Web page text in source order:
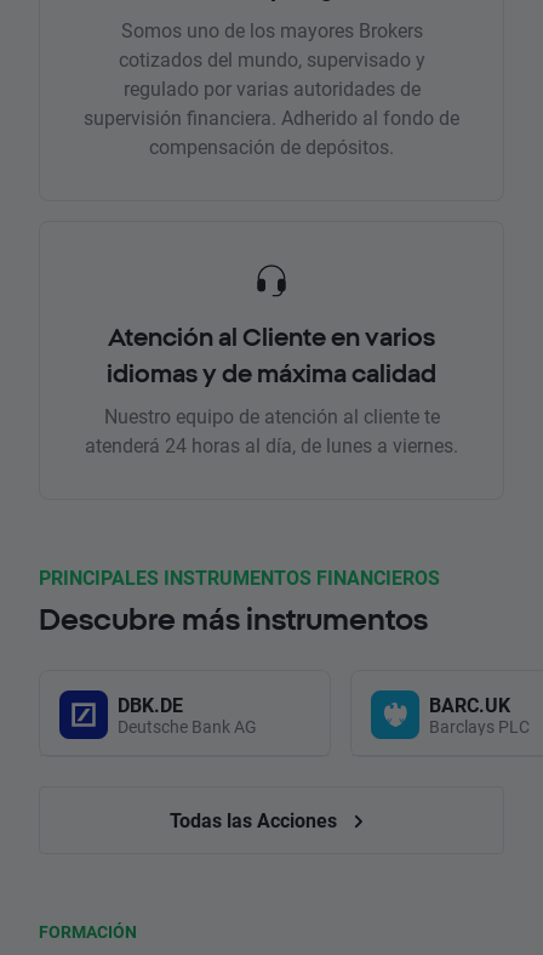
Somos uno de los mayores Brokers
cotizados del mundo, supervisado y
regulado por varias autoridades de
supervisión financiera. Adherido al fondo de
compensación de depósitos.
Atención al Cliente en varios
idiomas y de máxima calidad
Nuestro equipo de atención al cliente te
atenderá 24 horas al día, de lunes a viernes.
PRINCIPALES INSTRUMENTOS FINANCIEROS
Descubre más instrumentos
DBK.DE
Deutsche Bank AG
BARC.UK
Barclays PLC
Todas las Acciones
FORMACIÓN